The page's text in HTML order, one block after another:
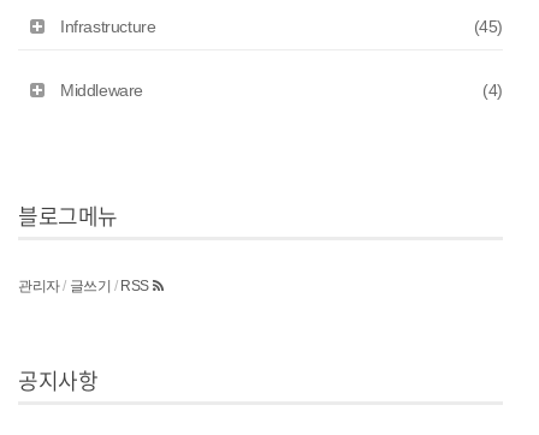
Infrastructure (45)
Middleware (4)
블로그메뉴
관리자/ 글쓰기 / RSS
공지사항